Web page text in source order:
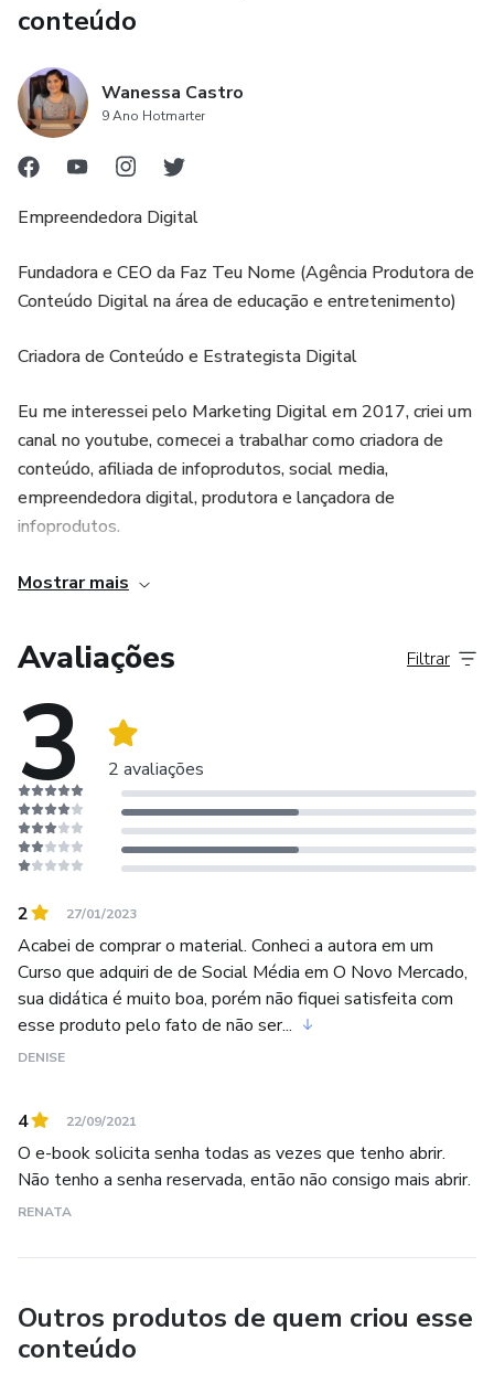
conteúdo
Wanessa Castro
9 Ano Hotmarter
Empreendedora Digital
Fundadora e CEO da Faz Teu Nome (Agência Produtora de
Conteúdo Digital na área de educação e entretenimento)
Criadora de Conteúdo e Estrategista Digital
Eu me interessei pelo Marketing Digital em 2017, criei um
canal no youtube, comecei a trabalhar como criadora de
conteúdo, afiliada de infoprodutos, social media,
empreendedora digital, produtora e lançadora de
infoprodutos.
Siga-me nas redes sociais para acompanhar meu conteúdo:
Mostrar mais
Avaliações
3 2 avaliações
Filtrar
2 27/01/2023
Acabei de comprar o material. Conheci a autora em um
Curso que adquiri de de Social Média em O Novo Mercado,
sua didática é muito boa, porém não fiquei satisfeita com
esse produto pelo fato de não ser...
DENISE
4 22/09/2021
O e-book solicita senha todas as vezes que tenho abrir.
Não tenho a senha reservada, então não consigo mais abrir.
RENATA
Outros produtos de quem criou esse
conteúdo